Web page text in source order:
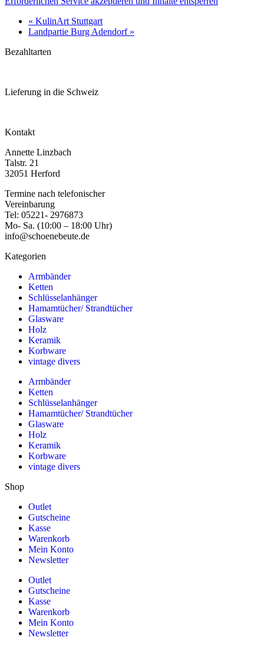
« KulinArt Stuttgart
Landpartie Burg Adendorf »
Bezahltarten
Lieferung in die Schweiz
Kontakt
Annette Linzbach
Talstr. 21
32051 Herford
Termine nach telefonischer
Vereinbarung
Tel: 05221- 2976873
Mo- Sa. (10:00 – 18:00 Uhr)
info@schoenebeute.de
Kategorien
Armbänder
Ketten
Schlüsselanhänger
Hamamtücher/ Strandtücher
Glasware
Holz
Keramik
Korbware
vintage divers
Armbänder
Ketten
Schlüsselanhänger
Hamamtücher/ Strandtücher
Glasware
Holz
Keramik
Korbware
vintage divers
Shop
Outlet
Gutscheine
Kasse
Warenkorb
Mein Konto
Newsletter
Outlet
Gutscheine
Kasse
Warenkorb
Mein Konto
Newsletter